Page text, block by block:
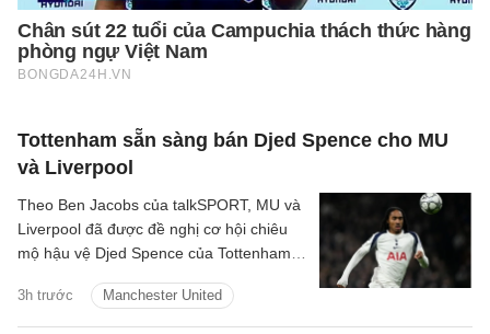
Tottenham sẵn sàng bán Djed Spence cho MU
và Liverpool
3h trước Manchester United
Theo Ben Jacobs của talkSPORT, MU và
Liverpool đã được đề nghị cơ hội chiêu
mộ hậu vệ Djed Spence của Tottenham